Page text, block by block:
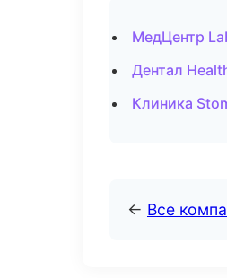
МедЦентр
Дентал
Клиника
← Все